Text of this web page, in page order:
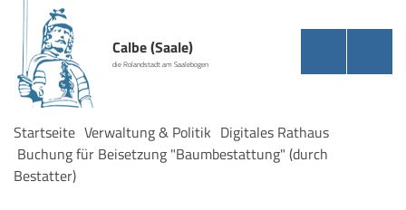
Calbe (Saale)
die Rolandstadt am Saalebogen
Startseite Verwaltung & Politik Digitales Rathaus
Buchung für Beisetzung "Baumbestattung" (durch
Bestatter)